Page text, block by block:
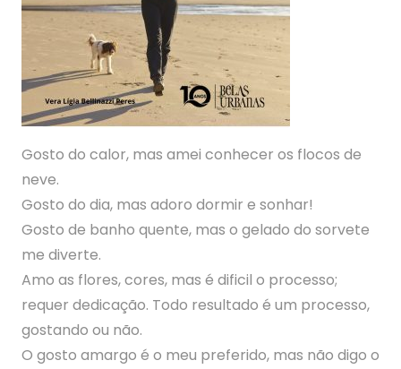
Gosto do calor, mas amei conhecer os flocos de
neve.
Gosto do dia, mas adoro dormir e sonhar!
Gosto de banho quente, mas o gelado do sorvete
me diverte.
Amo as flores, cores, mas é dificil o processo;
requer dedicação. Todo resultado é um processo,
gostando ou não.
O gosto amargo é o meu preferido, mas não digo o